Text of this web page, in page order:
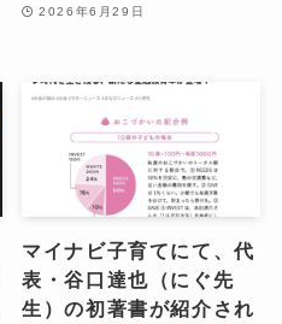
2026年6月29日
マイナビ子育てにて、代
表・谷口達也（にぐ先
生）の初著書が紹介され